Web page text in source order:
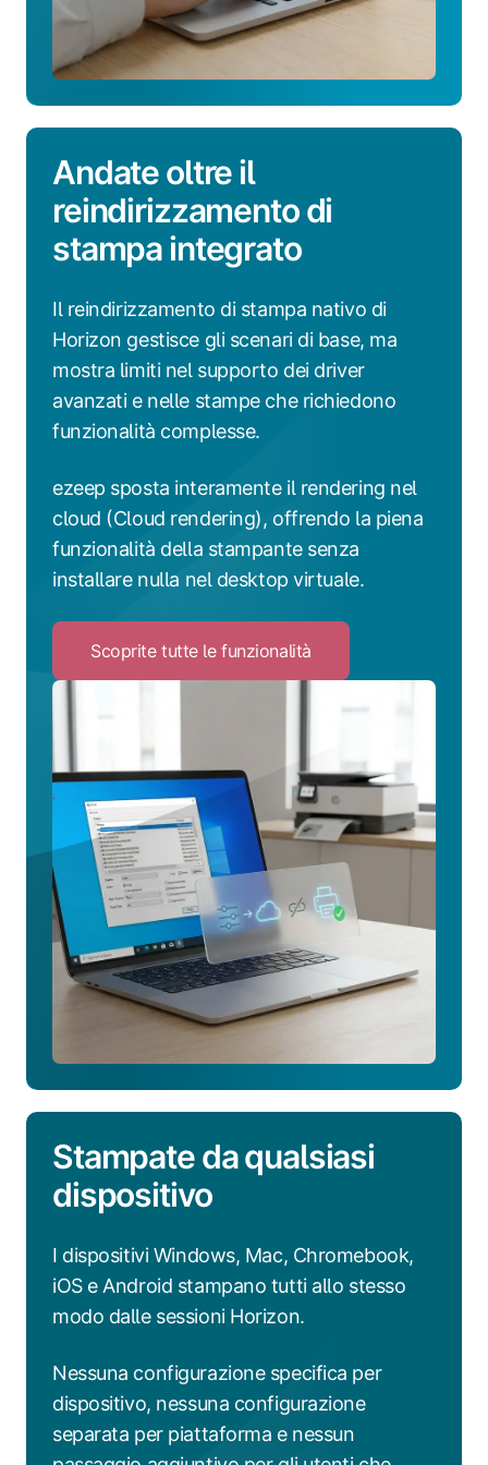
Andate oltre il
reindirizzamento di
stampa integrato
Il reindirizzamento di stampa nativo di
Horizon gestisce gli scenari di base, ma
mostra limiti nel supporto dei driver
avanzati e nelle stampe che richiedono
funzionalità complesse.
ezeep sposta interamente il rendering nel
cloud (Cloud rendering), offrendo la piena
funzionalità della stampante senza
installare nulla nel desktop virtuale.
Scoprite tutte le funzionalità
to
Scoprite
funzionalità
Stampate da qualsiasi
dispositivo
I dispositivi Windows, Mac, Chromebook,
iOS e Android stampano tutti allo stesso
modo dalle sessioni Horizon.
Nessuna configurazione specifica per
dispositivo, nessuna configurazione
separata per piattaforma e nessun